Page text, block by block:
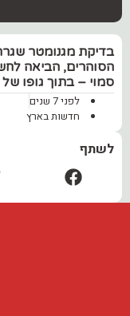
בדיקת מגנומטר
הסוהרים, הביאה
סמוי – בתוך גופו
לפני 7 שנים
חדשות בארץ
לשתף